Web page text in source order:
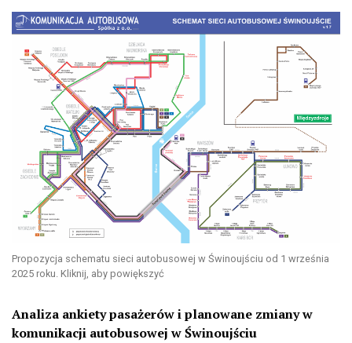
Propozycja schematu sieci autobusowej w Świnoujściu od 1 września
2025 roku. Kliknij, aby powiększyć
Analiza ankiety pasażerów i planowane zmiany w
komunikacji autobusowej w Świnoujściu